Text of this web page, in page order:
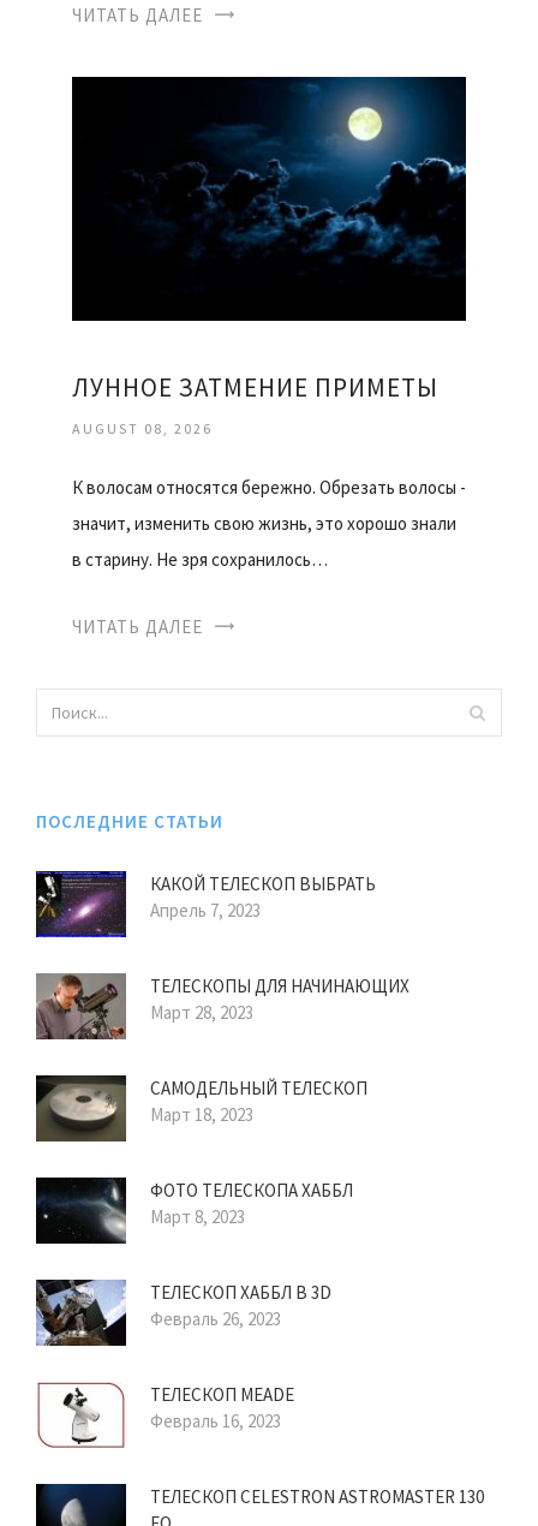
ЧИТАТЬ ДАЛЕЕ
ЛУННОЕ ЗАТМЕНИЕ ПРИМЕТЫ
AUGUST 08, 2026
К волосам относятся бережно. Обрезать волосы -
значит, изменить свою жизнь, это хорошо знали
в старину. Не зря сохранилось…
ЧИТАТЬ ДАЛЕЕ
ПОСЛЕДНИЕ СТАТЬИ
КАКОЙ ТЕЛЕСКОП ВЫБРАТЬ
Апрель 7, 2023
ТЕЛЕСКОПЫ ДЛЯ НАЧИНАЮЩИХ
Март 28, 2023
САМОДЕЛЬНЫЙ ТЕЛЕСКОП
Март 18, 2023
ФОТО ТЕЛЕСКОПА ХАББЛ
Март 8, 2023
ТЕЛЕСКОП ХАББЛ В 3D
Февраль 26, 2023
ТЕЛЕСКОП MEADE
Февраль 16, 2023
ТЕЛЕСКОП CELESTRON ASTROMASTER 130